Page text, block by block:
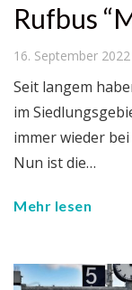
Rufbus
16. September 2022
Seit langem
im
immer wieder
Nun ist die…
Mehr lesen